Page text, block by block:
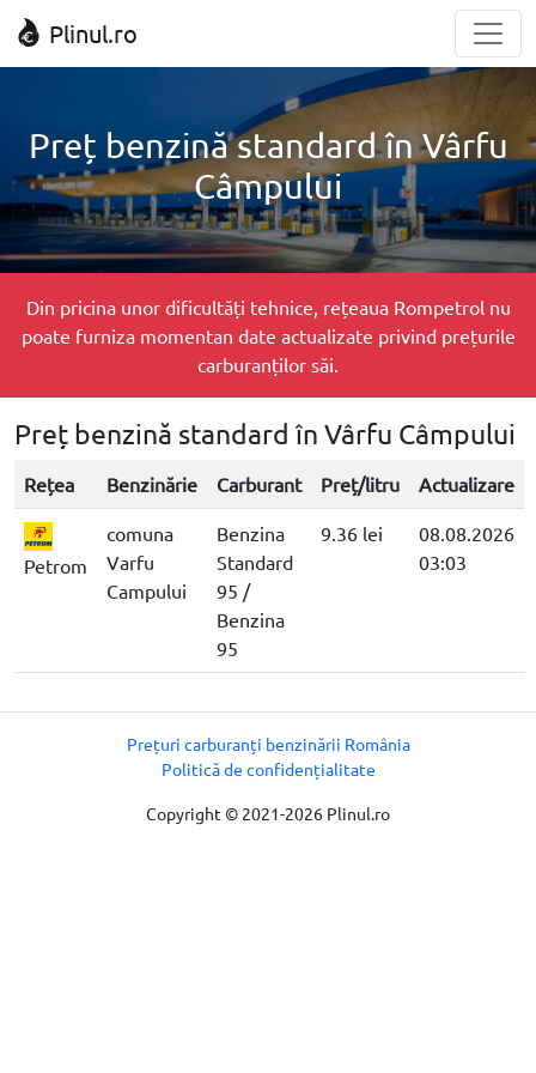
Plinul.ro
Preț benzină standard în Vârfu
Câmpului
Din pricina unor dificultăți tehnice, rețeaua Rompetrol nu
poate furniza momentan date actualizate privind prețurile
carburanților săi.
Preț benzină standard în Vârfu Câmpului
Rețea Benzinărie Carburant Preț/litru Actualizare
Petrom
comuna
Varfu
Campului
Benzina
Standard
95 /
Benzina
95
9.36 lei
08.08.2026
03:03
Copyright © 2021-2026 Plinul.ro
Prețuri carburanți benzinării România
Politică de confidențialitate